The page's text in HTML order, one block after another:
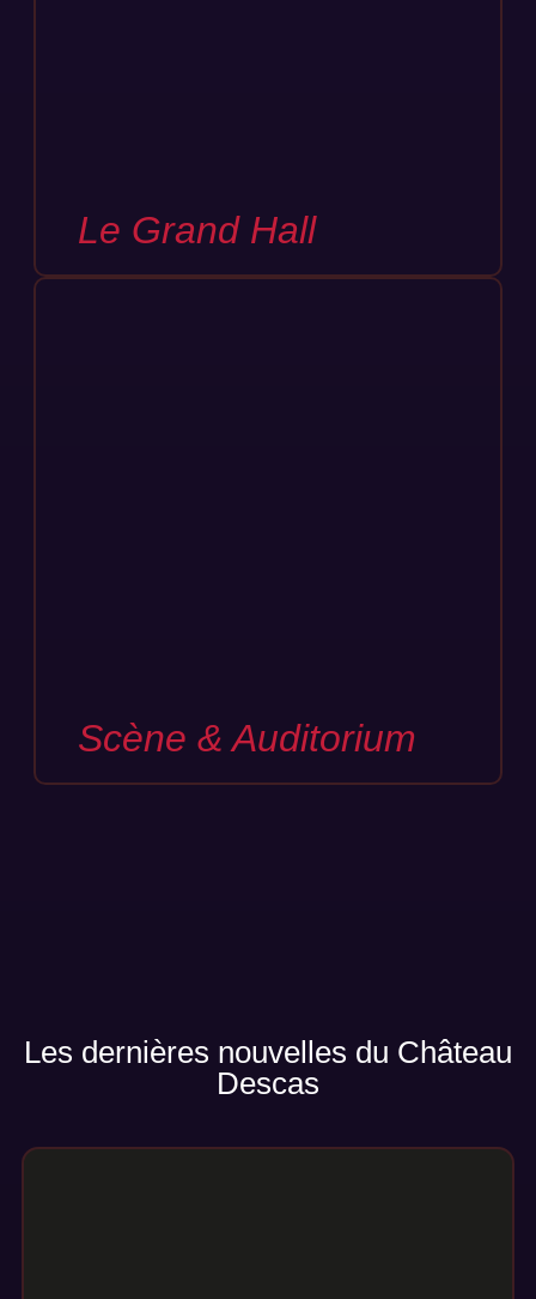
Le Grand Hall
Scène & Auditorium
Les dernières nouvelles du Château
Descas